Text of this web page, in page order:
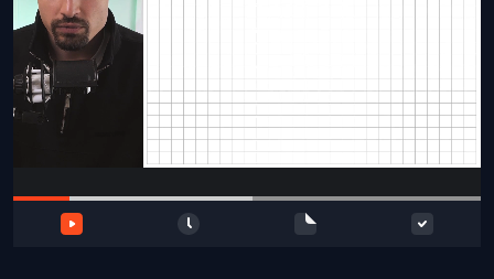
Проверка
сочинений
Тех
поддержка
и